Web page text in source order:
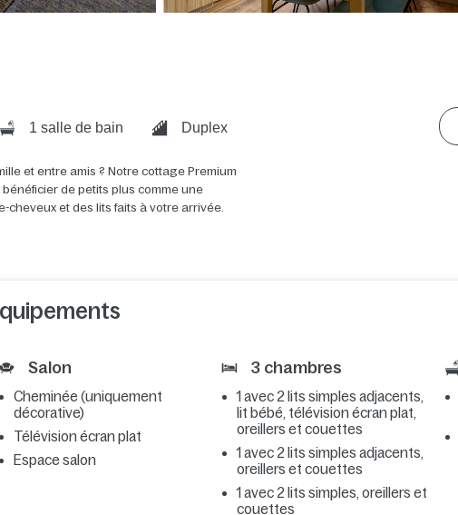
1 salle de bain Duplex
et entre amis ? Notre cottage Premium
de petits plus comme une
et des lits faits à votre arrivée.
Salon
Cheminée (uniquement
décorative)
Télévision écran plat
Espace salon
3 chambres
1 avec 2 lits simples adjacents,
lit bébé, télévision écran plat,
oreillers et couettes
1 avec 2 lits simples adjacents,
oreillers et couettes
1 avec 2 lits simples, oreillers et
couettes